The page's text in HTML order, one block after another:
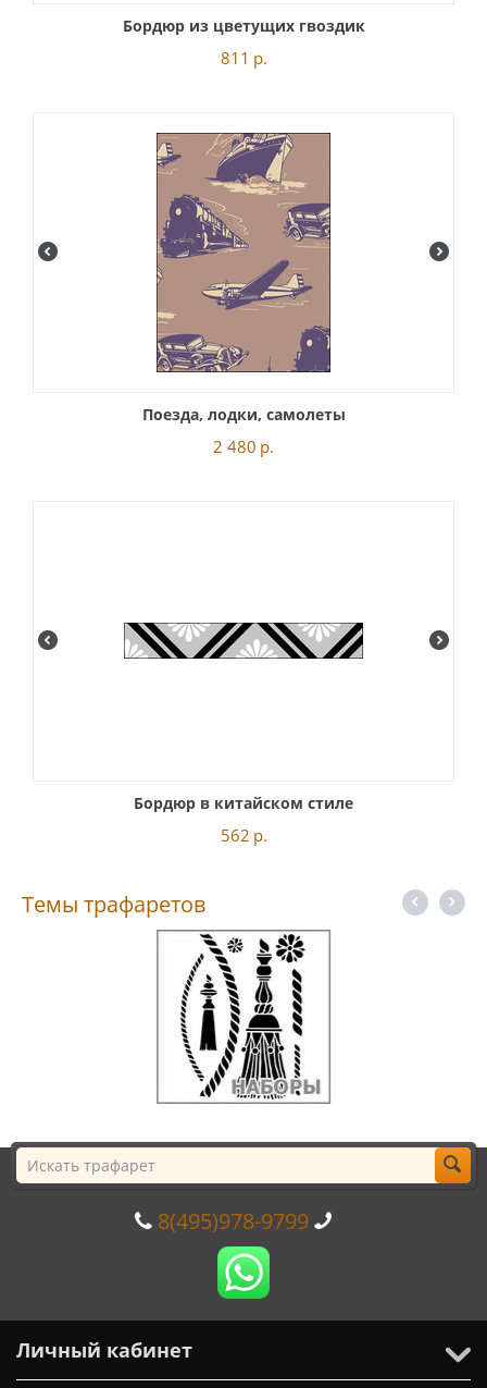
Бордюр из цветущих гвоздик
811 р.
Поезда, лодки, самолеты
2 480 р.
Бордюр в китайском стиле
562 р.
Темы трафаретов
8(495)978-9799
Личный кабинет